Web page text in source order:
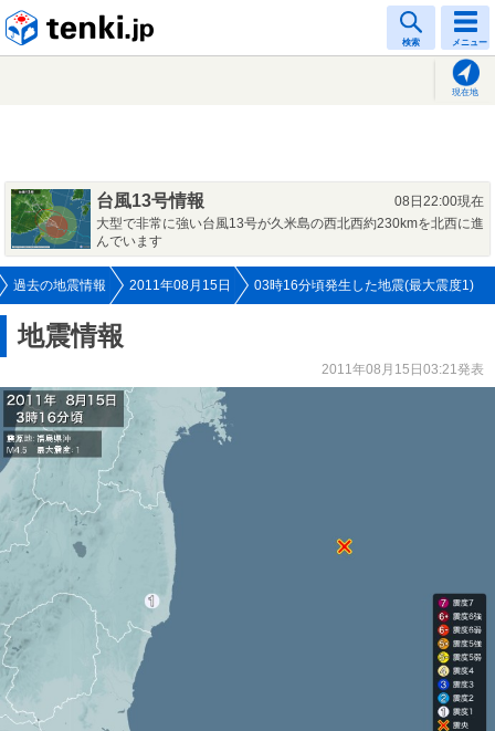
検索 メニュー
現在地
台風13号情報
08日22:00現在
大型で非常に強い台風13号が久米島の西北西約230kmを北西に進
んでいます
過去の地震情報 2011年08月15日 03時16分頃発生した地震(最大震度1)
地震情報
2011年08月15日03:21発表